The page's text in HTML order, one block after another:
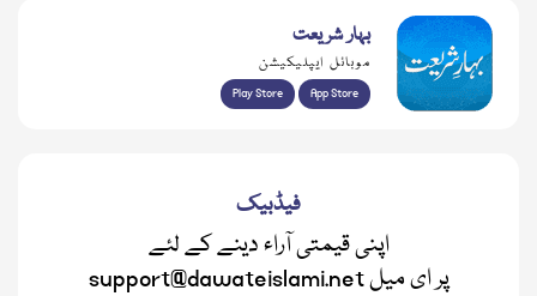
بہار شریعت
موبائل ایپلیکیشن
Play Store App Store
فیڈبیک
اپنی قیمتی آراء دینے کے لئے
support@dawateislami.net پر ای میل